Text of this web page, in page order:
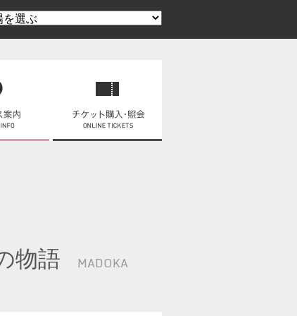
物語
MADOKA